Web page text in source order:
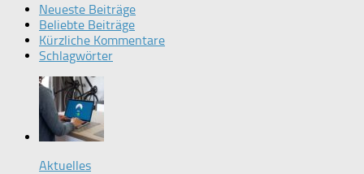
Neueste Beiträge
Beliebte Beiträge
Kürzliche Kommentare
Schlagwörter
Aktuelles